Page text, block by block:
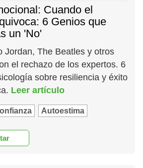
Cuando el
6 Genios que
un 'No'
Jordan, The Beatles y otros
el rechazo de los expertos. 6
sobre resiliencia y éxito
Leer artículo
Autoestima